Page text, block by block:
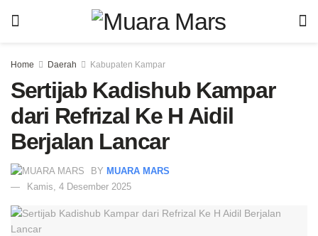
Home Daerah Kabupaten Kampar
Sertijab Kadishub Kampar
dari Refrizal Ke H Aidil
Berjalan Lancar
BY MUARA MARS
Kamis, 4 Desember 2025